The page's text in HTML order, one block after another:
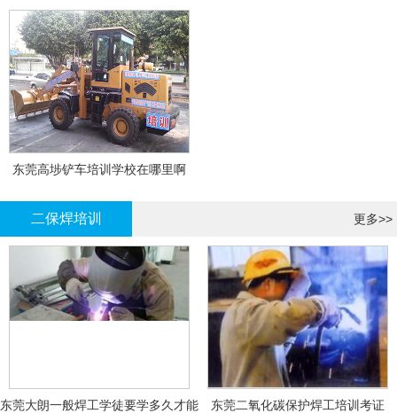
东莞高埗铲车培训学校在哪里啊
二保焊培训 更多>>
东莞大朗一般焊工学徒要学多久才能
东莞二氧化碳保护焊工培训考证